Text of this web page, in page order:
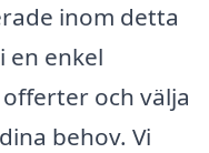
inom detta
en enkel
och välja
behov. Vi